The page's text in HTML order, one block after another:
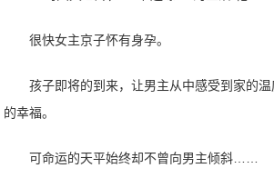
很快女主京子怀有身孕。
孩子即将的到来，让男主从中感受到家的
的幸福。
可命运的天平始终却不曾向男主倾斜……